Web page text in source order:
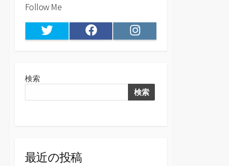
Follow Me
Twitter Facebook Instagram
検索
検索
最近の投稿